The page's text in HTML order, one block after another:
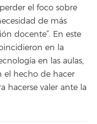
el foco sobre
de más
docente”. En este
en la
en las aulas,
el hecho de hacer
hacerse valer ante la